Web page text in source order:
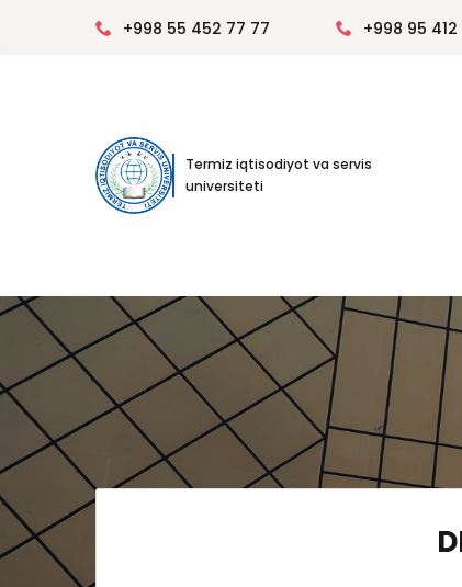
+998 55 452 77 77 +998 95
Termiz iqtisodiyot va servis
universiteti